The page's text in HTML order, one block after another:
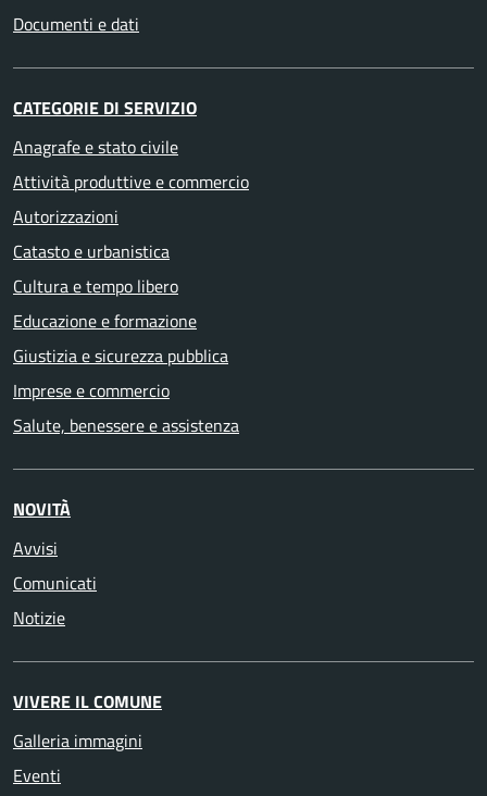
Documenti e dati
CATEGORIE DI SERVIZIO
Anagrafe e stato civile
Attività produttive e commercio
Autorizzazioni
Catasto e urbanistica
Cultura e tempo libero
Educazione e formazione
Giustizia e sicurezza pubblica
Imprese e commercio
Salute, benessere e assistenza
NOVITÀ
Avvisi
Comunicati
Notizie
VIVERE IL COMUNE
Galleria immagini
Eventi